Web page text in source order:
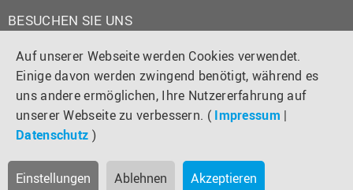
Auf unserer Webseite werden Cookies verwendet.
Einige davon werden zwingend benötigt, während es
uns andere ermöglichen, Ihre Nutzererfahrung auf
unserer Webseite zu verbessern. ( Impressum |
Datenschutz )
Einstellungen Ablehnen Akzeptieren
BESUCHEN SIE UNS
Instagram
TiktokLinkedIn
YouTube
Facebook